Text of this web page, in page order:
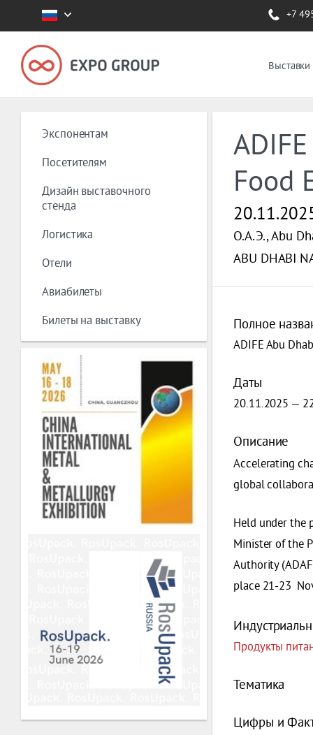
+7
Экспонентам
Посетителям
Дизайн выставочного
стенда
Логистика
Отели
Авиабилеты
Билеты на выставку
Food
О.А.Э., Abu
ABU DHABI
Полное
ADIFE Abu
Даты
20.11.2025 —
Описание
Accelerating
global
Held under the
Minister of the
Authority
place 21-23
Продукты
Тематика
Цифры и